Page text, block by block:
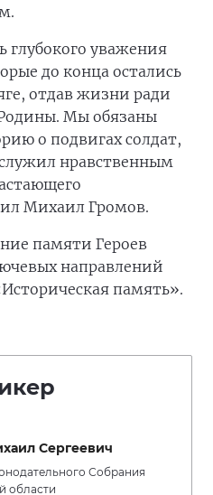
уважения
до конца остались
отдав жизни ради
Мы обязаны
о подвигах солдат,
нравственным
Михаил Громов.
памяти Героев
направлений
память».
Сергеевич
Собрания
области